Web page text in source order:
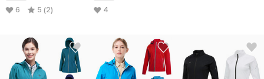
6 5 (2) 4